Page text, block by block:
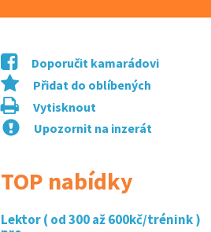
Doporučit kamarádovi
Přidat do oblíbených
Vytisknout
Upozornit na inzerát
TOP nabídky
Lektor ( od 300 až 600kč/trénink )